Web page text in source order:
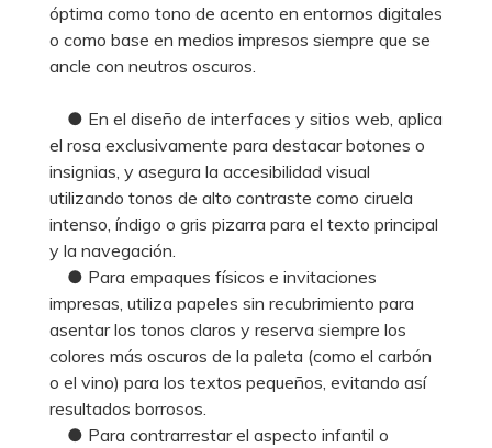
óptima como tono de acento en entornos digitales
o como base en medios impresos siempre que se
ancle con neutros oscuros.
● En el diseño de interfaces y sitios web, aplica
el rosa exclusivamente para destacar botones o
insignias, y asegura la accesibilidad visual
utilizando tonos de alto contraste como ciruela
intenso, índigo o gris pizarra para el texto principal
y la navegación.
● Para empaques físicos e invitaciones
impresas, utiliza papeles sin recubrimiento para
asentar los tonos claros y reserva siempre los
colores más oscuros de la paleta (como el carbón
o el vino) para los textos pequeños, evitando así
resultados borrosos.
● Para contrarrestar el aspecto infantil o